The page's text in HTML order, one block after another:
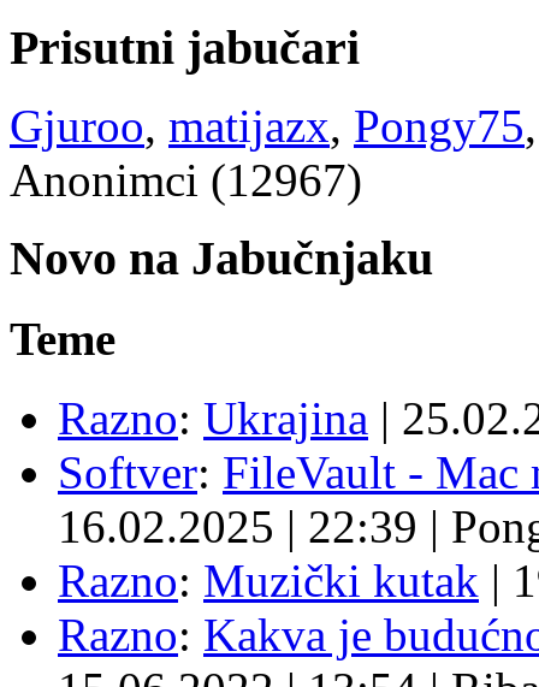
Prisutni jabučari
Gjuroo, matijazx, Pongy75
Anonimci (12967)
Novo na Jabučnjaku
Teme
Razno: Ukrajina |
Softver: FileVault - Mac
16.02.2025 | 22:39 |
Razno: Muzički kutak |
Razno: Kakva je